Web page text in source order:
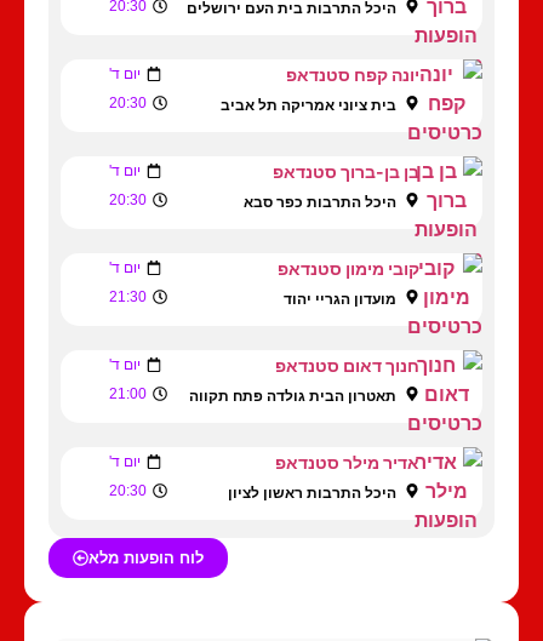
היכל התרבות בית העם ירושלים 20:30
יונה קפח סטנדאפ יום ד'
בית ציוני אמריקה תל אביב 20:30
בן בן-ברוך סטנדאפ יום ד'
היכל התרבות כפר סבא 20:30
קובי מימון סטנדאפ יום ד'
מועדון הגריי יהוד 21:30
חנוך דאום סטנדאפ יום ד'
תאטרון הבית גולדה פתח תקווה 21:00
אדיר מילר סטנדאפ יום ד'
היכל התרבות ראשון לציון 20:30
לוח הופעות מלא